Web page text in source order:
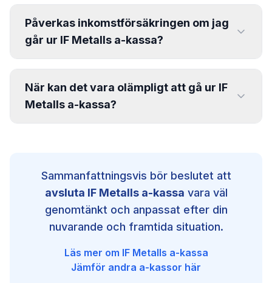
räknas vidare.
månadsvis och återbetalas vanligtvis inte, även
om du avslutar medlemskapet mitt i en
betalningsperiod.
Påverkas inkomstförsäkringen om jag
går ur IF Metalls a-kassa?
Ja. De flesta inkomstförsäkringar kräver att du
är medlem i en a-kassa. Om du går ur IF Metalls
a-kassa kan även eventuell inkomstförsäkring
När kan det vara olämpligt att gå ur IF
Metalls a-kassa?
arbetar som konsult eller egenföretagare
befinner dig i en osäker arbetssituation
A-kassan är grunden för ersättning vid
Sammanfattningsvis bör beslutet att
avsluta IF Metalls a-kassa vara väl
genomtänkt och anpassat efter din
nuvarande och framtida situation.
Läs mer om IF Metalls a-kassa
Jämför andra a-kassor här